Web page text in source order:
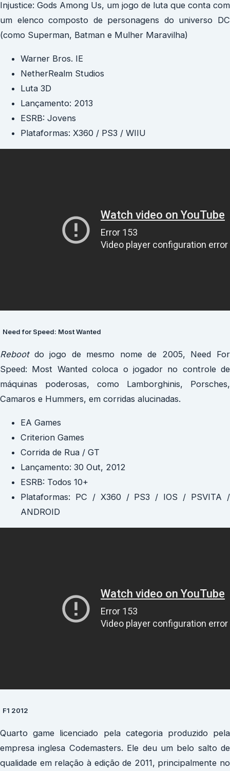
Injustice: Gods Among Us, um jogo de luta que conta com
um elenco composto de personagens do universo DC
(como Superman, Batman e Mulher Maravilha)
Warner Bros. IE
NetherRealm Studios
Luta 3D
Lançamento: 2013
ESRB: Jovens
Plataformas: X360 / PS3 / WIIU
Need for Speed: Most Wanted
Rebootdo jogo de mesmo nome de 2005, Need For
Speed: Most Wanted coloca o jogador no controle de
máquinas poderosas, como Lamborghinis, Porsches,
Camaros e Hummers, em corridas alucinadas.
EA Games
Criterion Games
Corrida de Rua / GT
Lançamento: 30 Out, 2012
ESRB: Todos 10+
Plataformas: PC / X360 / PS3 / IOS / PSVITA /
ANDROID
F1 2012
Quarto game licenciado pela categoria produzido pela
empresa inglesa Codemasters. Ele deu um belo salto de
qualidade em relação à edição de 2011, principalmente no